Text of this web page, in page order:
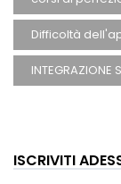
Difficoltà
INTEGRAZIONE
ISCRIVITI